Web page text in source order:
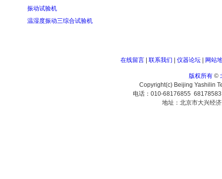
振动试验机
温湿度振动三综合试验机
在线留言| 联系我们 仪器论坛| 网站
版权所有©
Copyright(c) Beijing Yashilin
电话：010-68176855
地址：北京市大兴经